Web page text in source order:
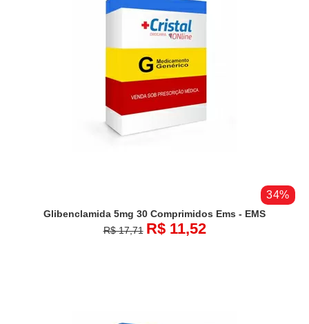
34%
Glibenclamida 5mg 30 Comprimidos Ems - EMS
R$ 17,71 R$ 11,52